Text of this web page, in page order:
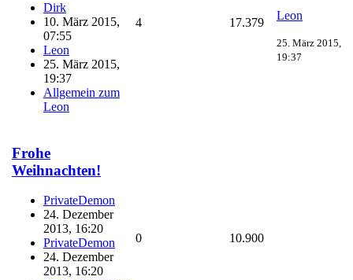
Dirk
10. März 2015,
07:55
Leon
25. März 2015,
19:37
Allgemein zum
Leon
4 17.379
Leon
25. März 2015,
19:37
Frohe
Weihnachten!
PrivateDemon
24. Dezember
2013, 16:20
PrivateDemon
24. Dezember
2013, 16:20
0 10.900